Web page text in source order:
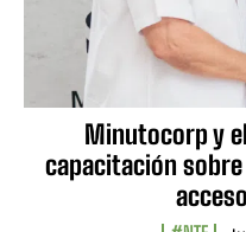
Minutocorp y
capacitación